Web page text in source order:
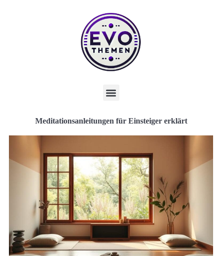
Meditationsanleitungen für Einsteiger erklärt